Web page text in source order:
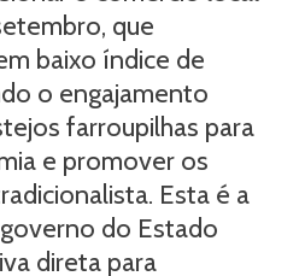
que
baixo índice de
o engajamento
farroupilhas para
e promover os
Esta é a
do Estado
direta para